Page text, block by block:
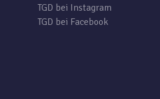
TGD bei Instagram
TGD bei Facebook